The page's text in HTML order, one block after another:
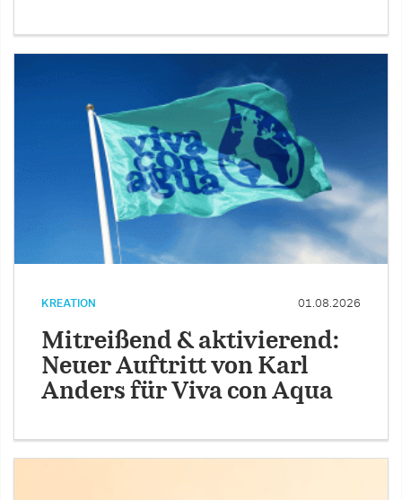
KREATION 01.08.2026
Mitreißend & aktivierend:
Neuer Auftritt von Karl
Anders für Viva con Aqua